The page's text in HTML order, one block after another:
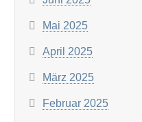
Mai 2025
April 2025
März 2025
Februar 2025